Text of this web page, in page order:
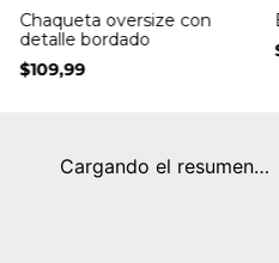
Chaqueta oversize con
detalle bordado
$109,99
Cargando el resumen…